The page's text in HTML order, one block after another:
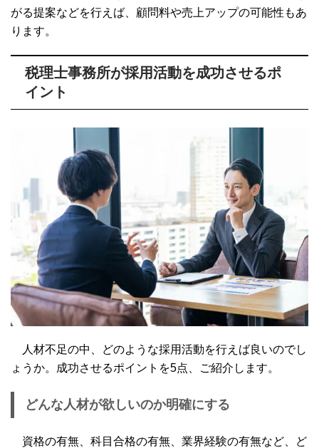
がる提案などを行えば、顧問料や売上アップの可能性もあ
ります。
税理士事務所が採用活動を成功させるポ
イント
人材不足の中、どのような採用活動を行えば良いのでし
ょうか。成功させるポイントを5点、ご紹介します。
どんな人材が欲しいのか明確にする
資格の有無、科目合格の有無、業界経験の有無など、ど